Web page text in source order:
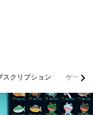
スクリプション ゲーム